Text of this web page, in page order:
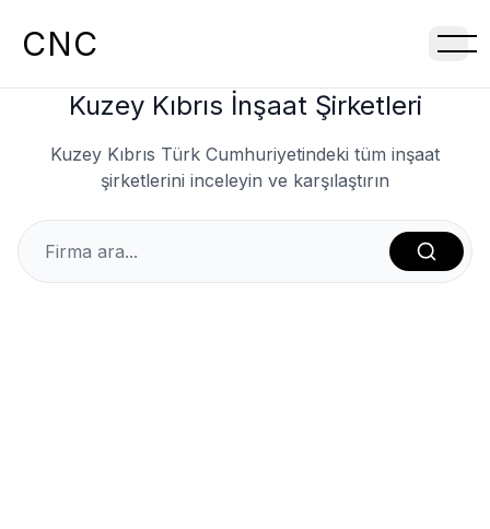
CNC
Kuzey Kıbrıs İnşaat Şirketleri
Kuzey Kıbrıs Türk Cumhuriyetindeki tüm inşaat
şirketlerini inceleyin ve karşılaştırın